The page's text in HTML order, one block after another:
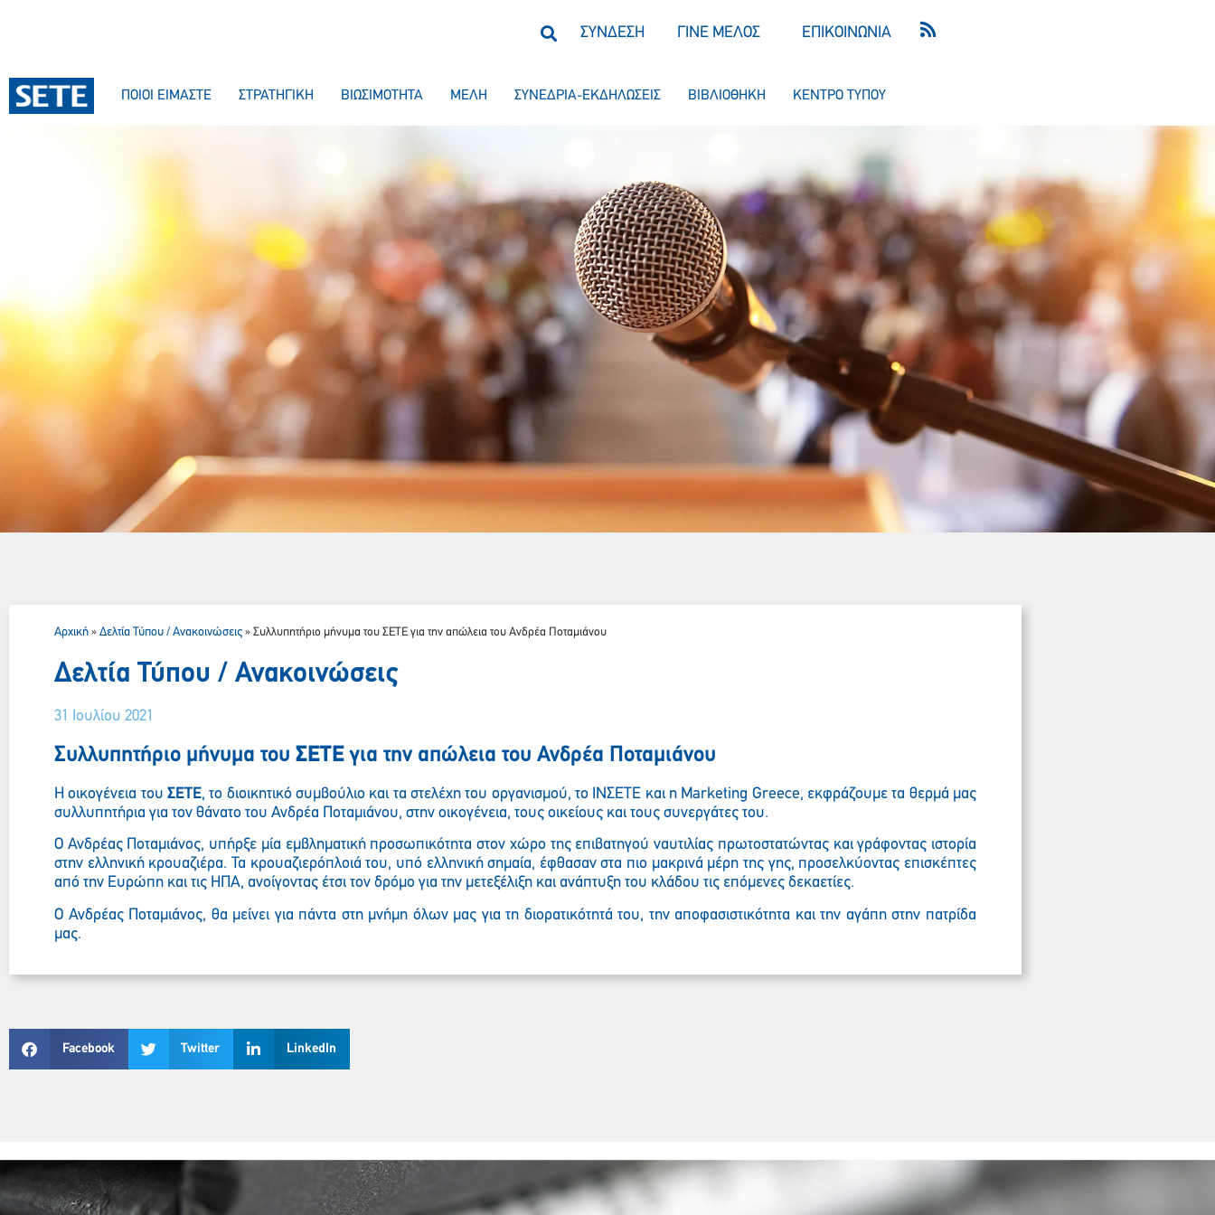
ΣΥΝΔΕΣΗ ΓΙΝΕ ΜΕΛΟΣ ΕΠΙΚΟΙΝΩΝΙΑ
ΠΟΙΟΙ ΕΙΜΑΣΤΕ ΣΤΡΑΤΗΓΙΚΗ ΒΙΩΣΙΜΟΤΗΤΑ ΜΕΛΗ ΣΥΝΕΔΡΙΑ-ΕΚΔΗΛΩΣΕΙΣ ΒΙΒΛΙΟΘΗΚΗ ΚΕΝΤΡΟ ΤΥΠΟΥ
Αρχική » Δελτία Τύπου / Ανακοινώσεις » Συλλυπητήριο μήνυμα του ΣΕΤΕ για την απώλεια του Ανδρέα Ποταμιάνου
Δελτία Τύπου / Ανακοινώσεις
31 Ιουλίου 2021
Συλλυπητήριο μήνυμα του ΣΕΤΕ για την απώλεια του Ανδρέα Ποταμιάνου
Η οικογένεια του ΣΕΤΕ, το διοικητικό συμβούλιο και τα στελέχη του οργανισμού, το ΙΝΣΕΤΕ και η Marketing Greece, εκφράζουμε τα θερμά μας
συλλυπητήρια για τον θάνατο του Ανδρέα Ποταμιάνου, στην οικογένεια, τους οικείους και τους συνεργάτες του.
Ο Ανδρέας Ποταμιάνος, υπήρξε μία εμβληματική προσωπικότητα στον χώρο της επιβατηγού ναυτιλίας πρωτοστατώντας και γράφοντας ιστορία
στην ελληνική κρουαζιέρα. Τα κρουαζιερόπλοιά του, υπό ελληνική σημαία, έφθασαν στα πιο μακρινά μέρη της γης, προσελκύοντας επισκέπτες
από την Ευρώπη και τις ΗΠΑ, ανοίγοντας έτσι τον δρόμο για την μετεξέλιξη και ανάπτυξη του κλάδου τις επόμενες δεκαετίες.
Ο Ανδρέας Ποταμιάνος, θα μείνει για πάντα στη μνήμη όλων μας για τη διορατικότητά του, την αποφασιστικότητα και την αγάπη στην πατρίδα
μας.
Facebook Twitter LinkedIn
Παρακαλώ περιμένετε…